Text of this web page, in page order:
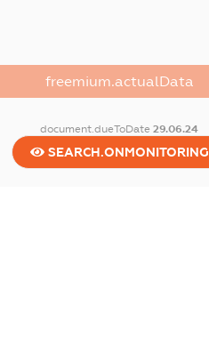
freemium.actualData
document.dueToDate29.06.24
SEARCH.ONMONITORING